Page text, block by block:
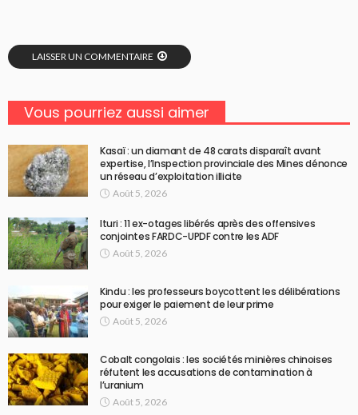
LAISSER UN COMMENTAIRE
Vous pourriez aussi aimer
Kasaï : un diamant de 48 carats disparaît avant
expertise, l’Inspection provinciale des Mines dénonce
un réseau d’exploitation illicite
Août 5, 2026
Ituri : 11 ex-otages libérés après des offensives
conjointes FARDC-UPDF contre les ADF
Août 5, 2026
Kindu : les professeurs boycottent les délibérations
pour exiger le paiement de leur prime
Août 5, 2026
Cobalt congolais : les sociétés minières chinoises
réfutent les accusations de contamination à
l’uranium
Août 5, 2026